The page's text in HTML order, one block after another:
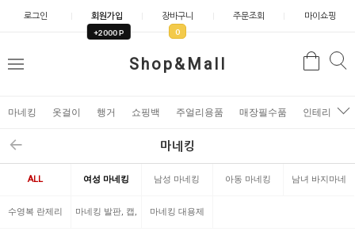
로그인 회원가입
+2000 P
장바구니
0
주문조회 마이쇼핑
Shop&Mall
메
검
마네킹 옷걸이 행거 쇼핑백 주얼리용품 매장필수품 인테리어소
마네킹
ALL 여성 마네킹 남성 마네킹 아동 마네킹 남녀 바지마네
수영복 란제리 마네킹 발판, 캡, 마네킹 대용제